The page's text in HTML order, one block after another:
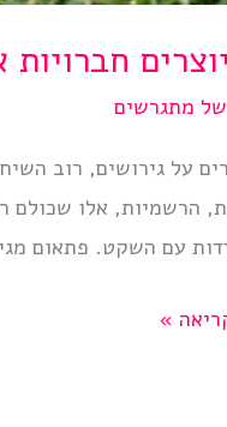
מתגרשים
על גירושים, רוב
הרשמיות, אלו שכולם
עם השקט. פתאום
»